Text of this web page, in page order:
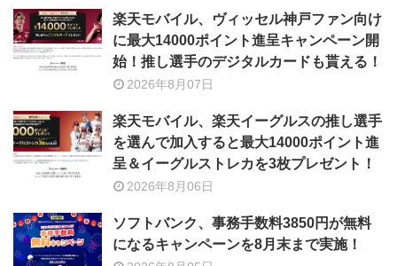
楽天モバイル、ヴィッセル神戸ファン向け
に最大14000ポイント進呈キャンペーン開
始！推し選手のデジタルカードも貰える！
2026年8月07日
楽天モバイル、楽天イーグルスの推し選手
を選んで加入すると最大14000ポイント進
呈＆イーグルストレカを3枚プレゼント！
2026年8月06日
ソフトバンク、事務手数料3850円が無料
になるキャンペーンを8月末まで実施！